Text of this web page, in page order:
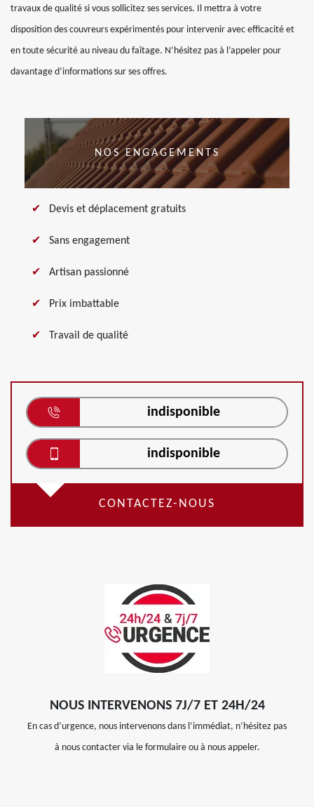
travaux de qualité si vous sollicitez ses services. Il mettra à votre
disposition des couvreurs expérimentés pour intervenir avec efficacité et
en toute sécurité au niveau du faîtage. N’hésitez pas à l’appeler pour
davantage d’informations sur ses offres.
NOS ENGAGEMENTS
Devis et déplacement gratuits
Sans engagement
Artisan passionné
Prix imbattable
Travail de qualité
indisponible
indisponible
CONTACTEZ-NOUS
NOUS INTERVENONS 7J/7 ET 24H/24
En cas d’urgence, nous intervenons dans l’immédiat, n’hésitez pas
à nous contacter via le formulaire ou à nous appeler.